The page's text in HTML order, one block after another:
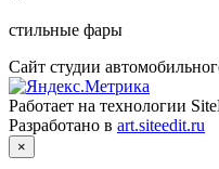
стильные фары
Сайт студии
Работает на технологии
Разработано в art.siteedit.ru
×